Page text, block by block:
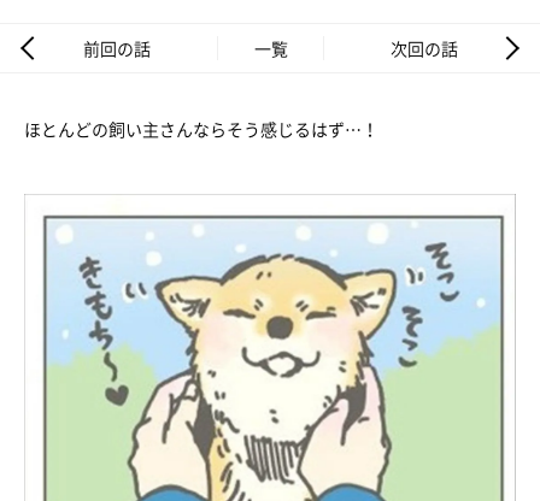
前回の話 一覧 次回の話
ほとんどの飼い主さんならそう感じるはず…！